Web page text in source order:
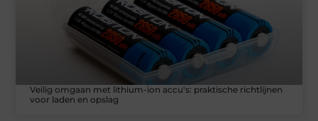
Veilig omgaan met lithium-ion accu's: praktische richtlijnen
voor laden en opslag